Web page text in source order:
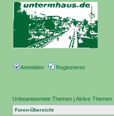
Anmelden Registrieren
Unbeantwortete Themen | Aktive Themen
Foren-Übersicht